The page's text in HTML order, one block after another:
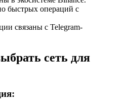
быстрых операций с
связаны с Telegram-
сеть для